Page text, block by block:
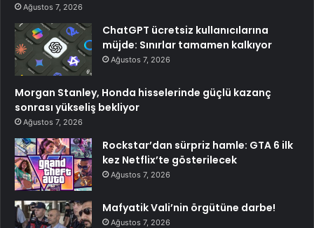
Ağustos 7, 2026
ChatGPT ücretsiz kullanıcılarına
müjde: Sınırlar tamamen kalkıyor
Ağustos 7, 2026
Morgan Stanley, Honda hisselerinde güçlü kazanç
sonrası yükseliş bekliyor
Ağustos 7, 2026
Rockstar’dan sürpriz hamle: GTA 6 ilk
kez Netflix’te gösterilecek
Ağustos 7, 2026
Mafyatik Vali’nin örgütüne darbe!
Ağustos 7, 2026